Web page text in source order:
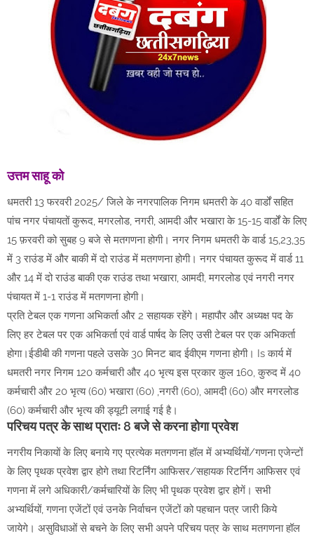
उत्तम साहू को
धमतरी 13 फरवरी 2025/ जिले के नगरपालिक निगम धमतरी के 40 वार्डों सहित
पांच नगर पंचायतों कुरूद, मगरलोड, नगरी, आमदी और भखारा के 15-15 वार्डों के लिए
15 फ़रवरी को सुबह 9 बजे से मतगणना होगी। नगर निगम धमतरी के वार्ड 15,23,35
में 3 राउंड में और बाकी में दो राउंड में मतगणना होगी। नगर पंचायत कुरूद में वार्ड 11
और 14 में दो राउंड बाकी एक राउंड तथा भखारा, आमदी, मगरलोड एवं नगरी नगर
पंचायत में 1-1 राउंड में मतगणना होगी।
प्रति टेबल एक गणना अभिकर्ता और 2 सहायक रहेंगे। महापौर और अध्यक्ष पद के
लिए हर टेबल पर एक अभिकर्ता एवं वार्ड पार्षद के लिए उसी टेबल पर एक अभिकर्ता
होगा।ईडीबी की गणना पहले उसके 30 मिनट बाद ईवीएम गणना होगी। Is कार्य में
धमतरी नगर निगम 120 कर्मचारी और 40 भृत्य इस प्रकार कुल 160, कुरुद में 40
कर्मचारी और 20 भृत्य (60) भखारा (60) ,नगरी (60), आमदी (60) और मगरलोड
(60) कर्मचारी और भृत्य की ड्यूटी लगाई गई है।
परिचय पत्र के साथ प्रातः 8 बजे से करना होगा प्रवेश
नगरीय निकायों के लिए बनाये गए प्रत्येक मतगणना हॉल में अभ्यर्थियों/गणना एजेन्टों
के लिए पृथक प्रवेश द्वार होगे तथा रिटर्निंग आफिसर/सहायक रिटर्निग आफिसर एवं
गणना में लगे अधिकारी/कर्मचारियों के लिए भी पृथक प्रवेश द्वार होगें। सभी
अभ्यर्थियों, गणना एजेंटों एवं उनके निर्वाचन एजेंटों को पहचान पत्र जारी किये
जायेगे। असुविधाओं से बचने के लिए सभी अपने परिचय पत्र के साथ मतगणना हॉल